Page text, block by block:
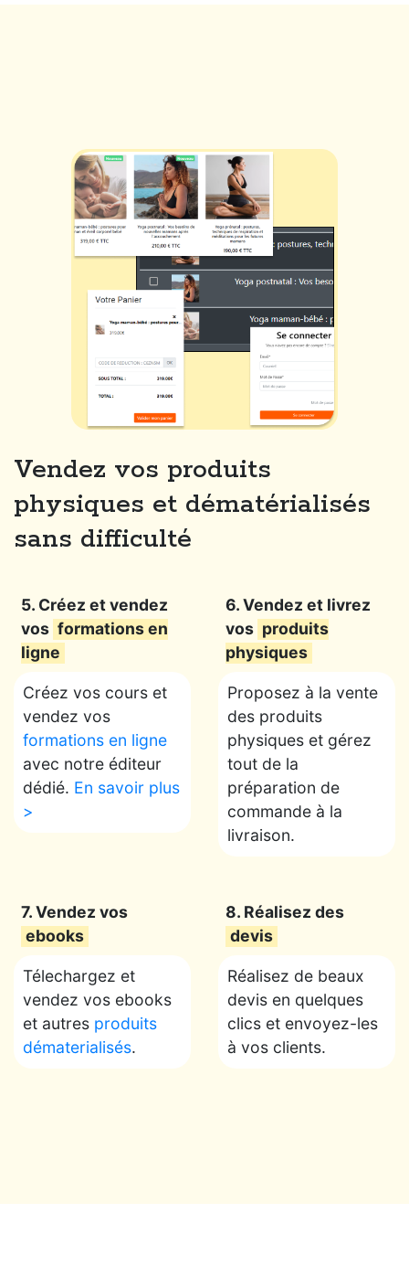
Vendez vos produits
physiques et dématérialisés
sans difficulté
5. Créez et vendez
vos formations en
ligne
Créez vos cours et
vendez vos
formations en ligne
avec notre éditeur
dédié. En savoir plus
>
6. Vendez et livrez
vos produits
physiques
Proposez à la vente
des produits
physiques et gérez
tout de la
préparation de
commande à la
livraison.
7. Vendez vos
ebooks
Télechargez et
vendez vos ebooks
et autres produits
dématerialisés.
8. Réalisez des
devis
Réalisez de beaux
devis en quelques
clics et envoyez-les
à vos clients.